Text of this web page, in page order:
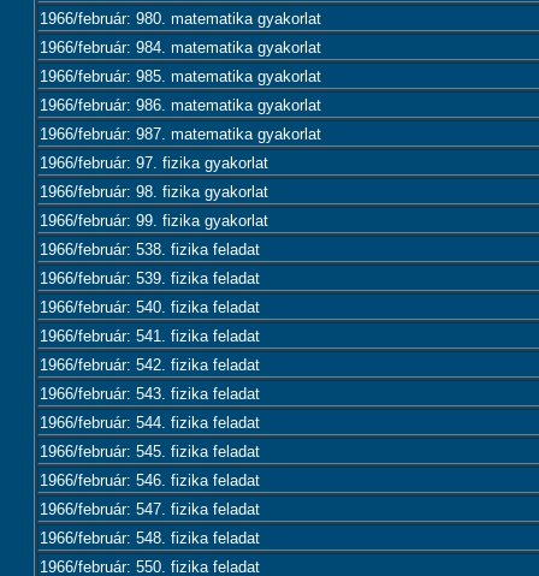
1966/február: 980. matematika gyakorlat
1966/február: 984. matematika gyakorlat
1966/február: 985. matematika gyakorlat
1966/február: 986. matematika gyakorlat
1966/február: 987. matematika gyakorlat
1966/február: 97. fizika gyakorlat
1966/február: 98. fizika gyakorlat
1966/február: 99. fizika gyakorlat
1966/február: 538. fizika feladat
1966/február: 539. fizika feladat
1966/február: 540. fizika feladat
1966/február: 541. fizika feladat
1966/február: 542. fizika feladat
1966/február: 543. fizika feladat
1966/február: 544. fizika feladat
1966/február: 545. fizika feladat
1966/február: 546. fizika feladat
1966/február: 547. fizika feladat
1966/február: 548. fizika feladat
1966/február: 550. fizika feladat